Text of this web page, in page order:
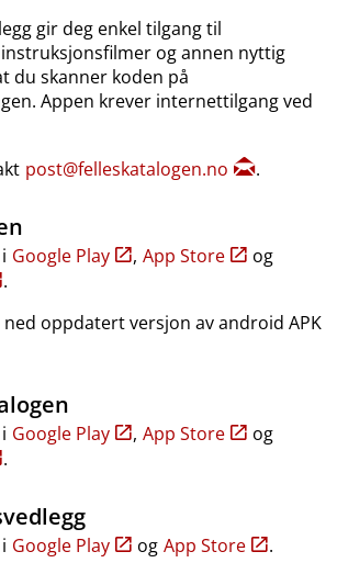
gir deg enkel tilgang til
og annen nyttig
du skanner koden på
Appen krever internettilgang ved
post@felleskatalogen.no .
Google Play , App Store
og
.
ned oppdatert versjon av android APK
Google Play , App Store
og
.
Google Play og App Store .